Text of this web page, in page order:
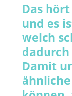
Das
und es
welch
Damit